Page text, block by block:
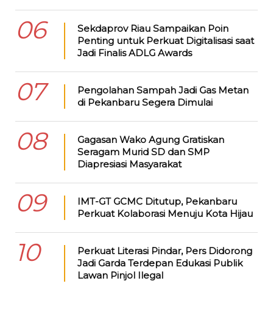
06
Sekdaprov Riau Sampaikan Poin
Penting untuk Perkuat Digitalisasi saat
Jadi Finalis ADLG Awards
07
Pengolahan Sampah Jadi Gas Metan
di Pekanbaru Segera Dimulai
08
Gagasan Wako Agung Gratiskan
Seragam Murid SD dan SMP
Diapresiasi Masyarakat
09
IMT-GT GCMC Ditutup, Pekanbaru
Perkuat Kolaborasi Menuju Kota Hijau
10
Perkuat Literasi Pindar, Pers Didorong
Jadi Garda Terdepan Edukasi Publik
Lawan Pinjol Ilegal